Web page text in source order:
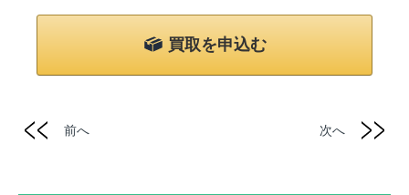
買取を申込む
前へ 次へ